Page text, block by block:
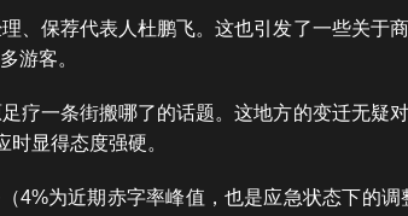
、保荐代表人杜鹏飞。这也引发了一些关于
游客。
疗一条街搬哪了的话题。这地方的变迁无疑
显得态度强硬。
4%为近期赤字率峰值，也是应急状态下的